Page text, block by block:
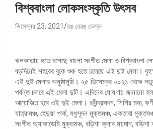
বিশ্ববাংলা লোকসংস্কৃতি উৎসব
ডিসেম্বর 23, 2021 রঙ বেরঙ ডেস্ক
কলকাতায় হতে চলেছে বাংলা সংগীত মেলা ও বিশ্ববাংলা
বড়দিনেই শহরের বুকে শুরু হতে চলেছে এই দুই মেলা।
এই দুই মেলার অনুষ্ঠাসূচি। ২৫ ডিসেম্বর ২০২১ থেকে
পর্যন্ত চলবে এই মেলা দুটি। এদিনের ঘোষণায় জানানো
আয়োজিত হবে এই দুই মেলা। রবীন্দ্রসদন, শিশির মঞ্চ,
যাত্রামঞ্চ, হেদুয়া পার্ক, মধুসূদন মুক্তমঞ্চ, একতারা
সংগীত অ্যাকাডেমি মুক্তমঞ্চ, বড়িশা ক্লাব ময়দান,